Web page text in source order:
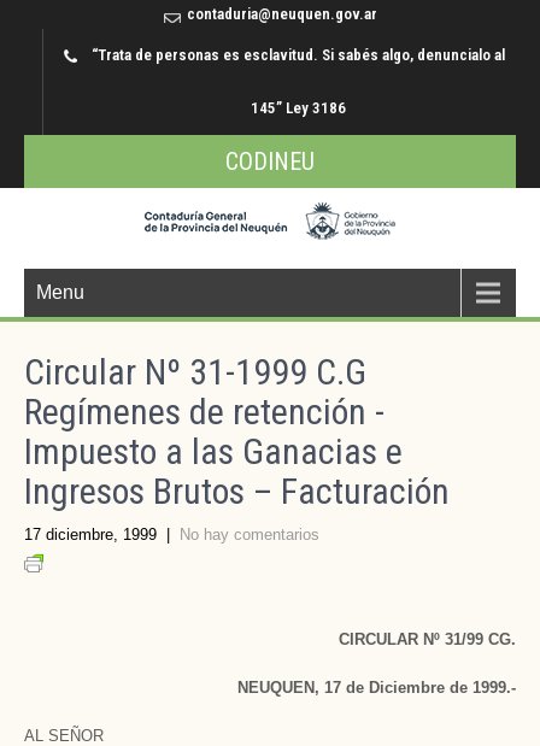
contaduria@neuquen.gov.ar
“Trata de personas es esclavitud. Si sabés algo, denuncialo al
145” Ley 3186
CODINEU
Menu
Circular Nº 31-1999 C.G
Regímenes de retención -
Impuesto a las Ganacias e
Ingresos Brutos – Facturación
17 diciembre, 1999 No hay comentarios
CIRCULAR Nº 31/99 CG.
NEUQUEN, 17 de Diciembre de 1999.-
AL SEÑOR